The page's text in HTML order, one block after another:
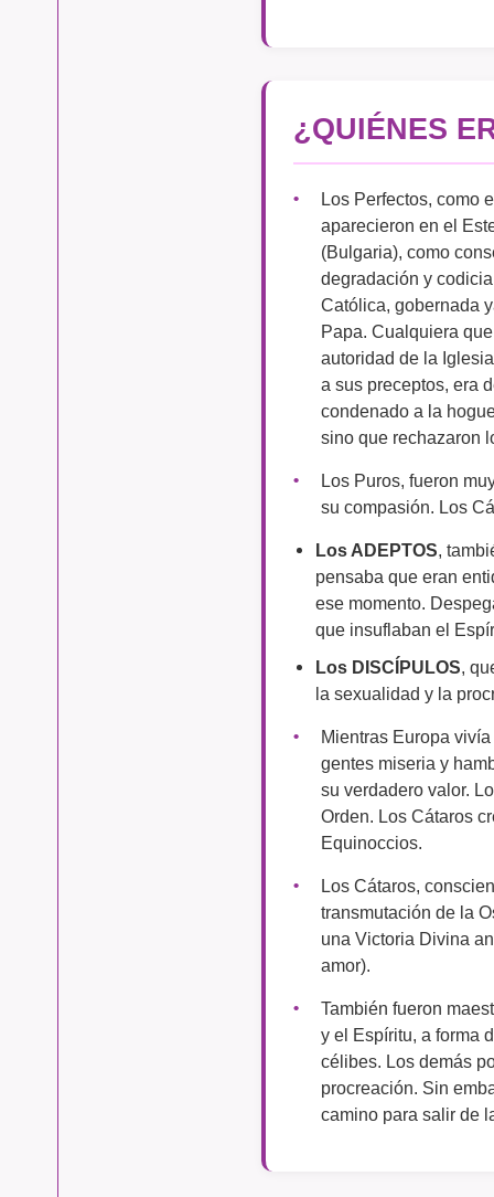
¿QUIÉNES
Los Perfectos, como
aparecieron en el
(Bulgaria), como
degradación y
Católica, gobernada
Papa. Cualquiera
autoridad de la
a sus preceptos, era
condenado a la
sino que rechazaron
Los Puros, fueron
su compasión. Los
Los ADEPTOS,
pensaba que eran
ese momento.
que insuflaban el
Los DISCÍPULOS,
la sexualidad y la
Mientras Europa
gentes miseria y
su verdadero valor.
Orden. Los Cátaros
Equinoccios.
Los Cátaros,
transmutación de la
una Victoria Divina
amor).
También fueron
y el Espíritu, a forma
célibes. Los demás
procreación. Sin
camino para salir de